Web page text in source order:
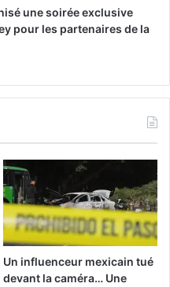
une soirée exclusive
pour les partenaires de la
Un influenceur mexicain tué
devant la caméra… Une